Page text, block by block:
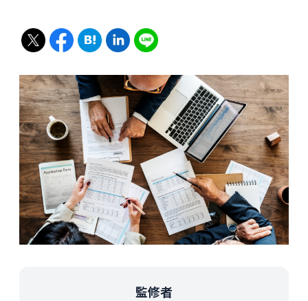
監修者